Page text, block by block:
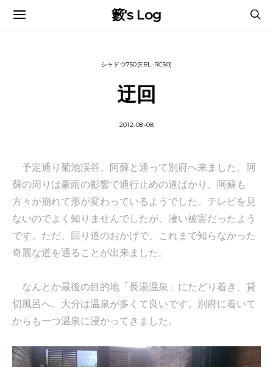
籔's Log
シャドウ750(EBL-RC50)
迂回
2012-08-08
予定通り菊池渓谷、阿蘇と通って別府へ来ました。阿
蘇の周りは豪雨の影響で通行止めの道ばかり、阿蘇も
方々が崩れて形が変わっているようでした。テレビを見
ないのでよく知りませんでしたが、凄い被害だったよう
です。ただ、回り道のおかげで、これまで知らなかった
奇麗な道を通ることが出来ました。
なんとか最後の目的地「長湯温泉」にたどり着き、貸
切風呂へ。大分は温泉が多くて良いです。別府に着いて
からも一つ温泉に浸かってきました。